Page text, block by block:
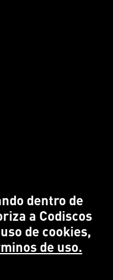
dentro de
a Codiscos
de cookies,
de uso.